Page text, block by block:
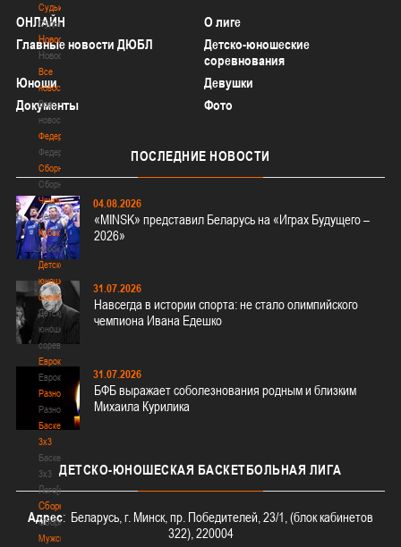
Судьи
Судьи
Новости
Новости
Все
новости
Все
новости
Федерация
Федерация
Сборные
Сборные
Чемпионат
Чемпионат
Кубок
Кубок
Детско-
юношеские
соревнования
Детско-
юношеские
соревнования
Еврокубки
Еврокубки
Разное
Разное
Баскетбол
3х3
Баскетбол
3х3
Лого[modid=121]
Сборные
Сборные
Мужские
ОНЛАЙН
О лиге
Главные новости ДЮБЛ
Детско-юношеские
соревнования
Юноши
Девушки
Документы
Фото
ПОСЛЕДНИЕ НОВОСТИ
04.08.2026
«MINSK» представил Беларусь на «Играх Будущего –
2026»
31.07.2026
Навсегда в истории спорта: не стало олимпийского
чемпиона Ивана Едешко
31.07.2026
БФБ выражает соболезнования родным и близким
Михаила Курилика
ДЕТСКО-ЮНОШЕСКАЯ БАСКЕТБОЛЬНАЯ ЛИГА
Адрес: Беларусь, г. Минск, пр. Победителей, 23/1, (блок кабинетов
322), 220004